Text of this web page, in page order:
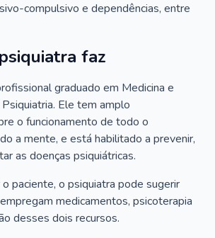
compulsivo e dependências, entre
faz
graduado em Medicina e
Ele tem amplo
o funcionamento de todo o
a mente, e está habilitado a prevenir,
as doenças psiquiátricas.
paciente, o psiquiatra pode sugerir
medicamentos, psicoterapia
desses dois recursos.